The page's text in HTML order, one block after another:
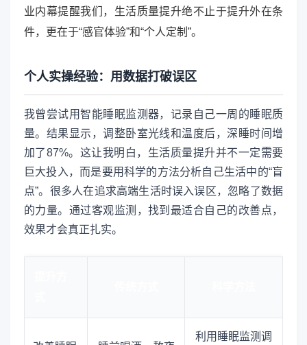
业内幕提醒我们，生活质量提升绝不止于提升外在条
件，更在于“感官体验”和“个人定制”。
个人实操经验：用数据打破误区
我曾尝试用智能睡眠监测器，记录自己一周的睡眠质
量。结果显示，调整卧室光线和温度后，深睡时间增
加了87%。这让我明白，生活质量提升并不一定需要
巨大投入，而是要用科学的方法分析自己生活中的“盲
点”。很多人在追求高端生活时误入误区，忽略了数据
的力量。通过客观监测，找到最适合自己的改善点，
效果才会真正扎实。
利用睡眠监测调